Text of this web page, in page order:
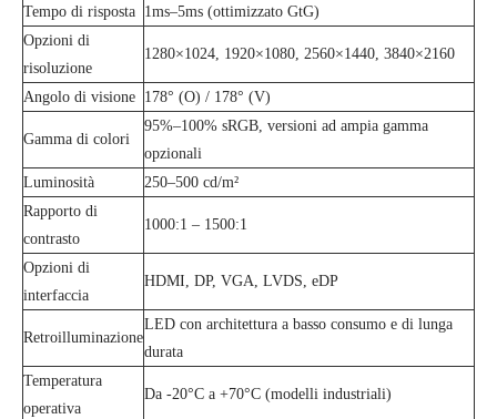
Tempo di risposta 1ms–5ms (ottimizzato GtG)
Opzioni di
risoluzione
1280×1024, 1920×1080, 2560×1440, 3840×2160
Angolo di visione 178° (O) / 178° (V)
Gamma di colori
95%–100% sRGB, versioni ad ampia gamma
opzionali
Luminosità
250–500 cd/m²
Rapporto di
contrasto
1000:1 – 1500:1
Opzioni di
interfaccia
HDMI, DP, VGA, LVDS, eDP
Retroilluminazione
LED con architettura a basso consumo e di lunga
durata
Temperatura
operativa
Da -20°C a +70°C (modelli industriali)